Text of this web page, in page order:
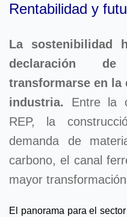
Rentabilidad y
La sostenibilidad
declaración
transformarse en la
industria. Entre la
REP, la
demanda de
carbono, el canal
mayor
El panorama para el